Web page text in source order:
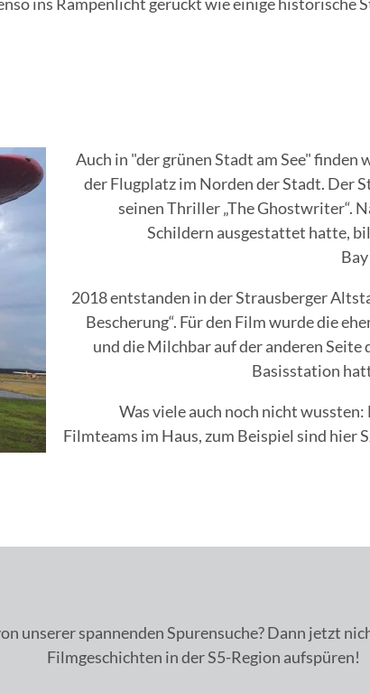
Auch in "der grünen Stadt am See"
der Flugplatz im Norden der Stadt. Der
seinen Thriller „The Ghostwriter“.
Schildern ausgestattet hatte,
2018 entstanden in der Strausberger
Bescherung“. Für den Film wurde die
und die Milchbar auf der anderen Seite
Basisstation
Was viele auch noch nicht
Filmteams im Haus, zum Beispiel sind hier
unserer spannenden Spurensuche? Dann jetzt
Filmgeschichten in der S5-Region aufspüren!